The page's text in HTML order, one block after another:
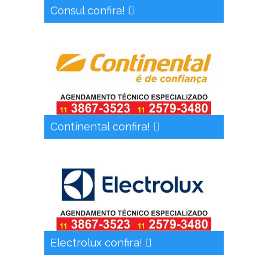
Consul confira!
Continental confira!
Electrolux confira!